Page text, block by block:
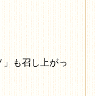
も召し上がっ